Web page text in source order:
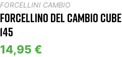
FORCELLINI CAMBIO
FORCELLINO DEL CAMBIO CUBE
145
14,95 €